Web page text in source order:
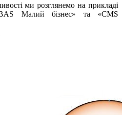
ми розглянемо на прикладі
«BAS Малий бізнес» та «CMS